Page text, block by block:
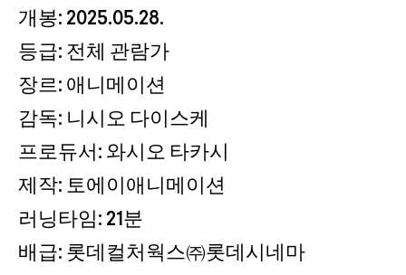
개봉: 2025.05.28.
등급: 전체 관람가
장르: 애니메이션
감독: 니시오 다이스케
프로듀서: 와시오 타카시
제작: 토에이애니메이션
러닝타임: 21분
배급: 롯데컬처웍스㈜롯데시네마